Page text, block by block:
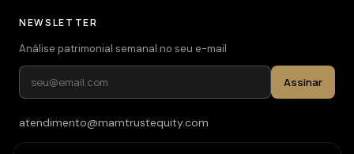
NEWSLETTER
Análise patrimonial semanal no seu e-mail
Assinar
atendimento@mamtrustequity.com